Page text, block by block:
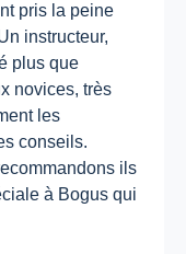
pris la peine
instructeur,
plus que
novices, très
les
conseils.
ils
à Bogus qui